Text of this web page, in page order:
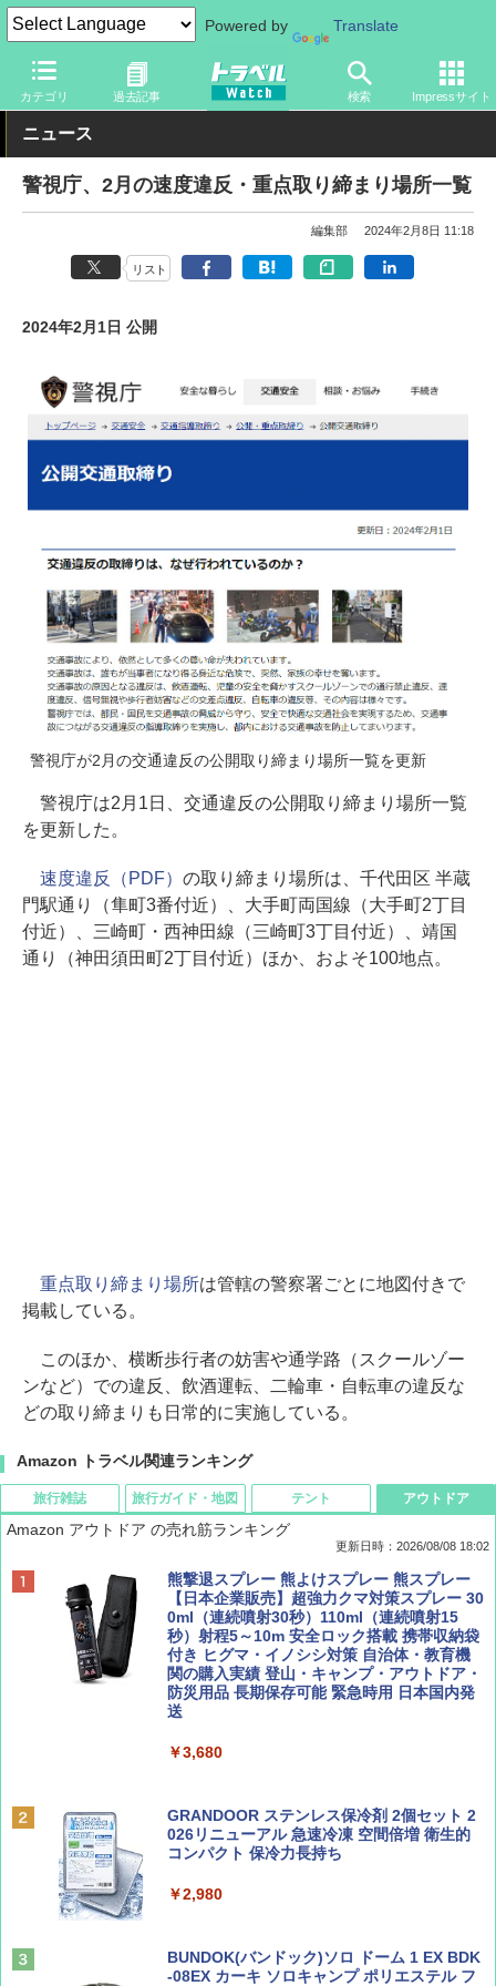
Powered by Translate
カテゴリ 過去記事 検索 Impressサイト
トラベル Watch 地域 国内旅行 東京
ニュース
警視庁、2月の速度違反・重点取り締まり場所一覧
編集部 2024年2月8日 11:18
リスト
2024年2月1日 公開
警視庁が2月の交通違反の公開取り締まり場所一覧を更新
警視庁は2月1日、交通違反の公開取り締まり場所一覧
を更新した。
速度違反（PDF） の取り締まり場所は、千代田区 半蔵
門駅通り（隼町3番付近）、大手町両国線（大手町2丁目
付近）、三崎町・西神田線（三崎町3丁目付近）、靖国
通り（神田須田町2丁目付近）ほか、およそ100地点。
重点取り締まり場所は管轄の警察署ごとに地図付きで
掲載している。
このほか、横断歩行者の妨害や通学路（スクールゾー
ンなど）での違反、飲酒運転、二輪車・自転車の違反な
どの取り締まりも日常的に実施している。
Amazon トラベル関連ランキング
旅行雑誌
BE-PAL(ビ-パル) 2026年 9 月号【特別付録:
SOTO ミニマル"旅"財布 ランダム2種】
￥1,500
ディズニーファン ２０２６年 ９月号 [雑
山と溪谷 2026年8月号「南アルプス大全」
￥1,540
旅行ガイド・地図
D40 地球の歩き方 チェンマイ タイ北部の魅
力的な町 2026～2027 地球の歩き方D アジア
￥2,079
地球の歩き方 スター・ウォーズ
￥2,695
A09 地球の歩き方 イタリア 2026～2027 地
テント
[キャンパーズコレクション 山善] ポップアッ
プテント 傘みたいに広げて畳める パッとサ
ッとサンシェード キューブ フルクローズ メ
ッシュ 簡単設置 ワンタッチテント キャンプ
&ハイキング カーキ PATC-150(KH)
￥6,830
PYKES PEAK (パイクスピーク) 着替えテン
ーチ ピクニック ポップアップテント 携帯 簡
易 トイレテント (グレー)
テント ワンタッチ RENEW 幅200 2-3人用 43
500002(88859)
アウトドア
Amazon アウトドア の売れ筋ランキング
更新日時：2026/08/08 18:02
熊撃退スプレー 熊よけスプレー 熊スプレー
【日本企業販売】超強力クマ対策スプレー 30
0ml（連続噴射30秒）110ml（連続噴射15
秒）射程5～10m 安全ロック搭載 携帯収納袋
付き ヒグマ・イノシシ対策 自治体・教育機
関の購入実績 登山・キャンプ・アウトドア・
防災用品 長期保存可能 緊急時用 日本国内発
送
￥3,680
GRANDOOR ステンレス保冷剤 2個セット 2
026リニューアル 急速冷凍 空間倍増 衛生的
コンパクト 保冷力長持ち
￥2,980
BUNDOK(バンドック)ソロ ドーム 1 EX BDK
-08EX カーキ ソロキャンプ ポリエステル フ